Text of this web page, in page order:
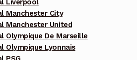
Liverpool
Manchester City
Manchester United
Olympique De Marseille
Olympique Lyonnais